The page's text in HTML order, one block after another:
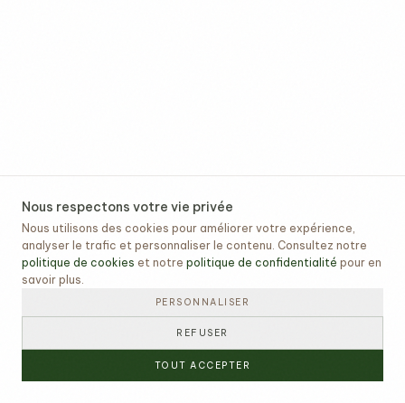
Nous respectons votre vie privée
Nous utilisons des cookies pour améliorer votre expérience,
analyser le trafic et personnaliser le contenu. Consultez notre
politique de cookies et notre politique de confidentialité pour en
savoir plus.
PERSONNALISER
REFUSER
TOUT ACCEPTER